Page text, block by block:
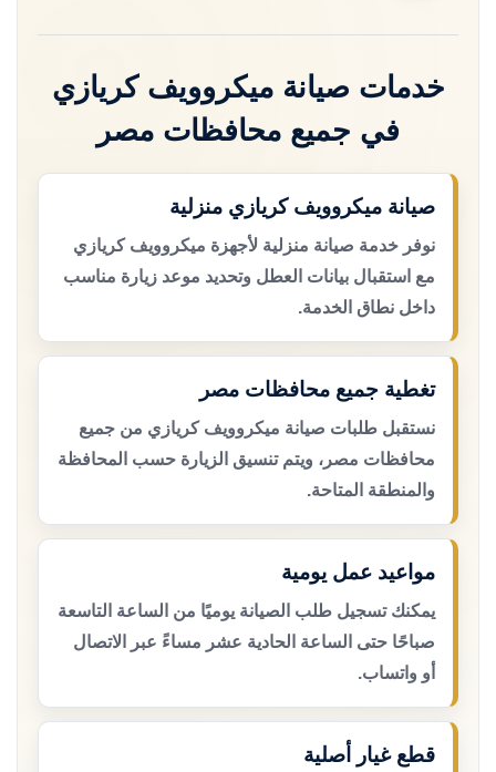
خدمات صيانة ميكروويف كريازي
في جميع محافظات مصر
صيانة ميكروويف كريازي منزلية
نوفر خدمة صيانة منزلية لأجهزة ميكروويف كريازي
مع استقبال بيانات العطل وتحديد موعد زيارة مناسب
داخل نطاق الخدمة.
تغطية جميع محافظات مصر
نستقبل طلبات صيانة ميكروويف كريازي من جميع
محافظات مصر، ويتم تنسيق الزيارة حسب المحافظة
والمنطقة المتاحة.
مواعيد عمل يومية
يمكنك تسجيل طلب الصيانة يوميًا من الساعة التاسعة
صباحًا حتى الساعة الحادية عشر مساءً عبر الاتصال
أو واتساب.
قطع غيار أصلية